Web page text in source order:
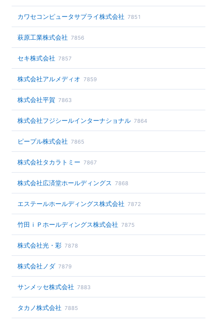
カワセコンピュータサプライ株式会社 7851
萩原工業株式会社 7856
セキ株式会社 7857
株式会社アルメディオ 7859
株式会社平賀 7863
株式会社フジシールインターナショナル 7864
ピープル株式会社 7865
株式会社タカラトミー 7867
株式会社広済堂ホールディングス 7868
エステールホールディングス株式会社 7872
竹田ｉＰホールディングス株式会社 7875
株式会社光・彩 7878
株式会社ノダ 7879
サンメッセ株式会社 7883
タカノ株式会社 7885